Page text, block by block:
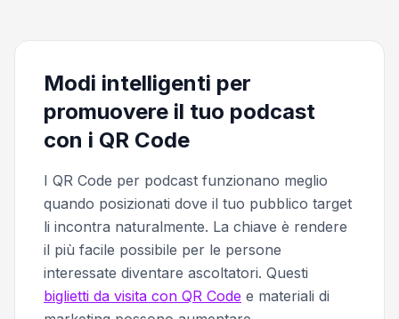
Modi intelligenti per
promuovere il tuo podcast
con i QR Code
I QR Code per podcast funzionano meglio
quando posizionati dove il tuo pubblico target
li incontra naturalmente. La chiave è rendere
il più facile possibile per le persone
interessate diventare ascoltatori. Questi
biglietti da visita con QR Code e materiali di